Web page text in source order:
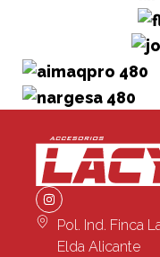
Pol. Ind. Finca
Elda Alicante